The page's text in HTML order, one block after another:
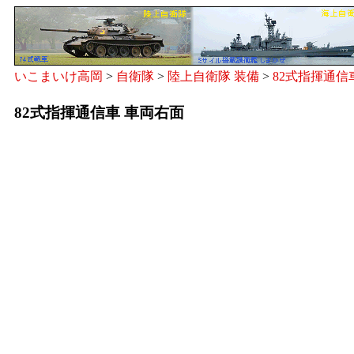
いこまいけ高岡 > 自衛隊 > 陸上自衛隊 装備 > 82式指揮通信
82式指揮通信車 車両右面